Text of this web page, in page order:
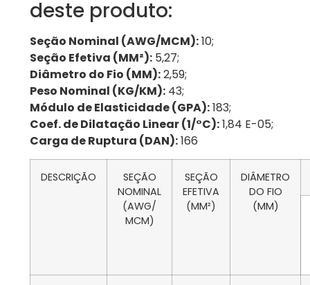
deste produto:
Seção Nominal (AWG/MCM):10;
Seção Efetiva (MM²): 5,27;
Diâmetro do Fio (MM):2,59;
Peso Nominal (KG/KM): 43;
Módulo de Elasticidade (GPA):183;
Coef. de Dilatação Linear (1/°C):1,84 E-05;
Carga de Ruptura (DAN):166
DESCRIÇÃO
SEÇÃO
NOMINAL
(AWG/
MCM)
SEÇÃO
EFETIVA
(MM²)
DIÂMETRO
DO FIO
(MM)